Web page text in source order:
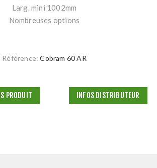
Larg. mini 1002mm
Nombreuses options
Référence: Cobram 60 AR
PRODUIT INFOS DISTRIBUTEUR